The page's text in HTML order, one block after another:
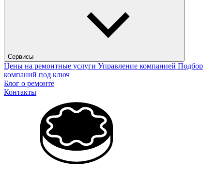
Сервисы
Цены на ремонтные услуги Управление компанией Подбор
компаний под ключ
Блог о ремонте
Контакты